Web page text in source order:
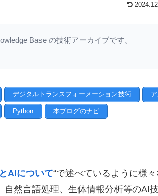
Base の技術アーカイブです。
デジタルトランスフォーメーション技術
Python 本ブログのナビ
AIについて“で述べているように様
然言語処理、生体情報分析等のAI